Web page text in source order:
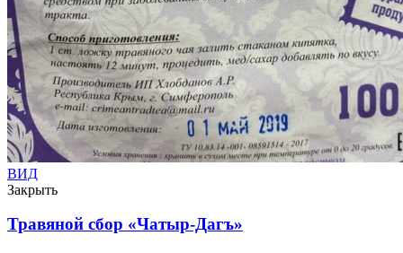
ВИД
Закрыть
Травяной сбор «Чатыр-Дагъ»